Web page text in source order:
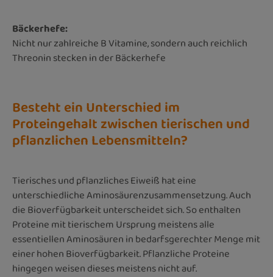
Bäckerhefe:
Nicht nur zahlreiche B Vitamine, sondern auch reichlich
Threonin stecken in der Bäckerhefe
Besteht ein Unterschied im
Proteingehalt zwischen tierischen und
pflanzlichen Lebensmitteln?
Tierisches und pflanzliches Eiweiß hat eine
unterschiedliche Aminosäurenzusammensetzung. Auch
die Bioverfügbarkeit unterscheidet sich. So enthalten
Proteine mit tierischem Ursprung meistens alle
essentiellen Aminosäuren in bedarfsgerechter Menge mit
einer hohen Bioverfügbarkeit. Pflanzliche Proteine
hingegen weisen dieses meistens nicht auf.